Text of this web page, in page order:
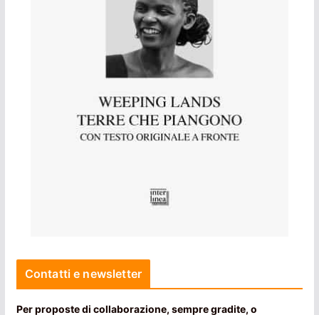
Contatti e newsletter
Per proposte di collaborazione, sempre gradite, o